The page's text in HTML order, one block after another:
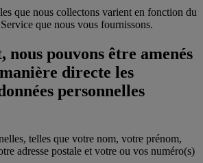
que nous collectons varient en fonction du
que nous vous fournissons.
nous pouvons être amenés
directe les
personnelles
telles que votre nom, votre prénom,
adresse postale et votre ou vos numéro(s)